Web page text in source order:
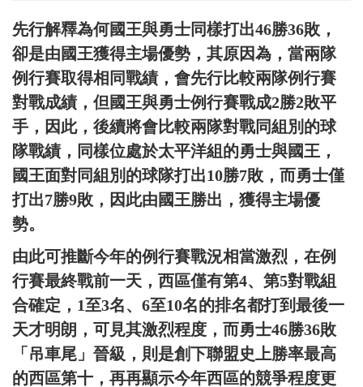
先行解釋為何國王與勇士同樣打出46勝36敗，
卻是由國王獲得主場優勢，其原因為，當兩隊
例行賽取得相同戰績，會先行比較兩隊例行賽
對戰成績，但國王與勇士例行賽戰成2勝2敗平
手，因此，後續將會比較兩隊對戰同組別的球
隊戰績，同樣位處於太平洋組的勇士與國王，
國王面對同組別的球隊打出10勝7敗，而勇士僅
打出7勝9敗，因此由國王勝出，獲得主場優
勢。
由此可推斷今年的例行賽戰況相當激烈，在例
行賽最終戰前一天，西區僅有第4、第5對戰組
合確定，1至3名、6至10名的排名都打到最後一
天才明朗，可見其激烈程度，而勇士46勝36敗
「吊車尾」晉級，則是創下聯盟史上勝率最高
的西區第十，再再顯示今年西區的競爭程度更